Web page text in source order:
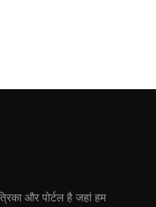
और पोर्टल है जहां हम